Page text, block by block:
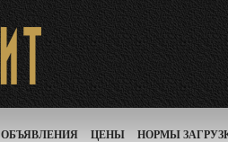
ОБЪЯВЛЕНИЯ ЦЕНЫ НОРМЫ